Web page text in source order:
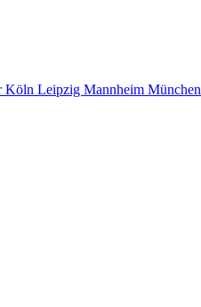
Köln Leipzig Mannheim München